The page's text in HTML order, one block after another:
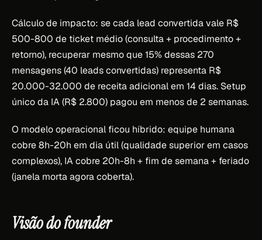
Cálculo de impacto: se cada lead convertida vale R$
500-800 de ticket médio (consulta + procedimento +
retorno), recuperar mesmo que 15% dessas 270
mensagens (40 leads convertidas) representa R$
20.000-32.000 de receita adicional em 14 dias. Setup
único da IA (R$ 2.800) pagou em menos de 2 semanas.
O modelo operacional ficou híbrido: equipe humana
cobre 8h-20h em dia útil (qualidade superior em casos
complexos), IA cobre 20h-8h + fim de semana + feriado
(janela morta agora coberta).
Visão do founder